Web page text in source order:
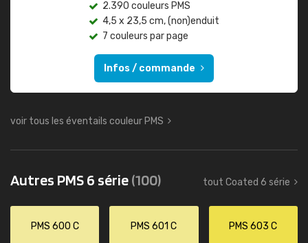
2.390 couleurs PMS
4,5 x 23,5 cm, (non)enduit
7 couleurs par page
Infos / commande
voir tous les éventails couleur PMS
Autres PMS 6 série(100) tout Coated 6 série
PMS 600 C PMS 601 C PMS 603 C